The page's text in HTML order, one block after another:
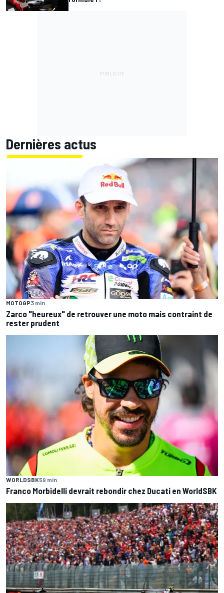
Dernières actus
MOTOGP3 min
Zarco "heureux" de retrouver une moto mais contraint de
rester prudent
WORLDSBK59 min
Franco Morbidelli devrait rebondir chez Ducati en WorldSBK